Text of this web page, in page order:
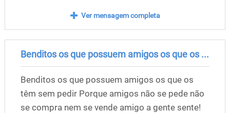
Ver mensagem completa
Benditos os que possuem amigos os que os ...
Benditos os que possuem amigos os que os
têm sem pedir Porque amigos não se pede não
se compra nem se vende amigo a gente sente!